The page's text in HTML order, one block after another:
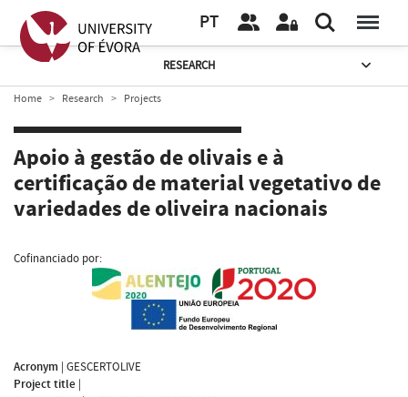
PT
RESEARCH
Home Research Projects
Apoio à gestão de olivais e à
certificação de material vegetativo de
variedades de oliveira nacionais
Cofinanciado por:
Acronym | GESCERTOLIVE
Project title |